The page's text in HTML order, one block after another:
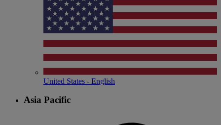
United States - English
Asia Pacific